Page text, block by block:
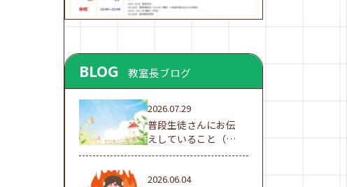
BLOG 教室長ブログ
2026.07.29
普段生徒さんにお伝
えしていること（夏
休み編①）
2026.06.04